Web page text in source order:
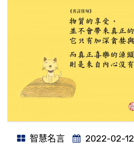
智慧名言 2022-02-12